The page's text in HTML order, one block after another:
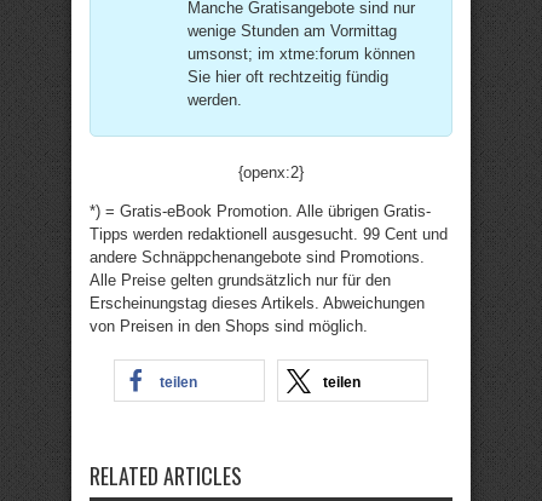
Manche Gratisangebote sind nur
wenige Stunden am Vormittag
umsonst; im xtme:forum können
Sie hier oft rechtzeitig fündig
werden.
{openx:2}
*) = Gratis-eBook Promotion. Alle übrigen Gratis-
Tipps werden redaktionell ausgesucht. 99 Cent und
andere Schnäppchenangebote sind Promotions.
Alle Preise gelten grundsätzlich nur für den
Erscheinungstag dieses Artikels. Abweichungen
von Preisen in den Shops sind möglich.
teilen teilen
RELATED ARTICLES